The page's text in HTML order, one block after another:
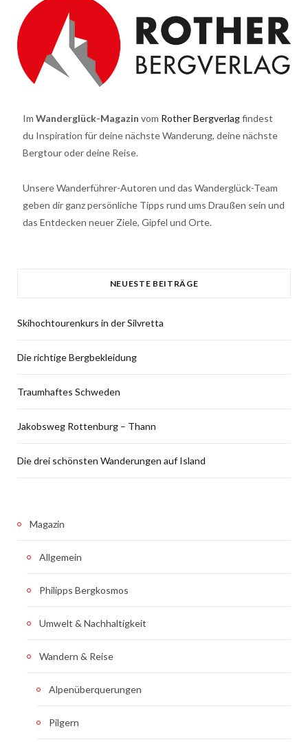
Im Wanderglück-Magazin vom Rother Bergverlagfindest
du Inspiration für deine nächste Wanderung, deine nächste
Bergtour oder deine Reise.
Unsere Wanderführer-Autoren und das Wanderglück-Team
geben dir ganz persönliche Tipps rund ums Draußen sein und
das Entdecken neuer Ziele, Gipfel und Orte.
NEUESTE BEITRÄGE
Skihochtourenkurs in der Silvretta
Die richtige Bergbekleidung
Traumhaftes Schweden
Jakobsweg Rottenburg – Thann
Die drei schönsten Wanderungen auf Island
Magazin
Allgemein
Philipps Bergkosmos
Umwelt & Nachhaltigkeit
Wandern & Reise
Alpenüberquerungen
Pilgern